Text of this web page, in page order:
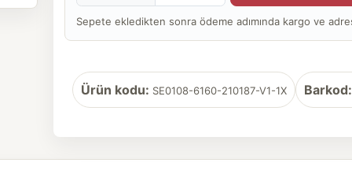
Sepete ekledikten sonra ödeme adımında kargo ve
Ürün kodu: SE0108-6160-210187-V1-1X Barkod: